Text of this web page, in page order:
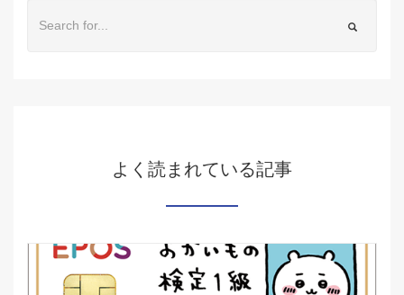
よく読まれている記事